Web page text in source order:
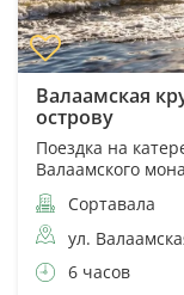
Валаамская
острову
Поездка на
Валаамского
Сортавала
ул.
6 часов